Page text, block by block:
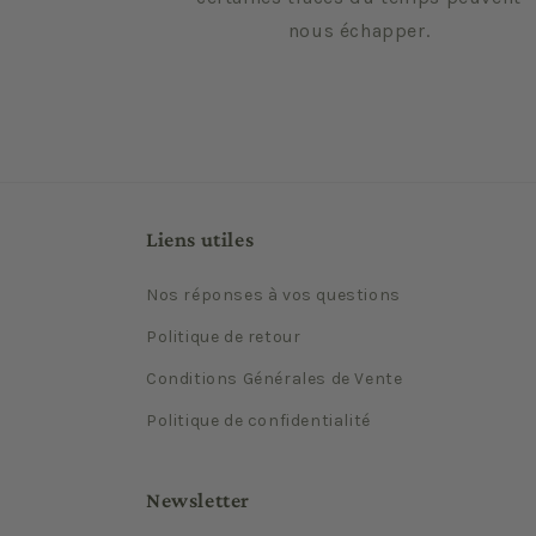
nous échapper.
Liens utiles
Nos réponses à vos questions
Politique de retour
Conditions Générales de Vente
Politique de confidentialité
Newsletter